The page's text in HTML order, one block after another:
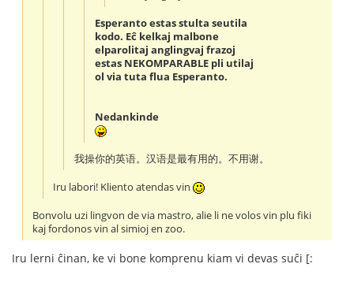
Esperanto estas stulta seutila
kodo. Eĉ kelkaj malbone
elparolitaj anglingvaj frazoj
estas NEKOMPARABLE pli utilaj
ol via tuta flua Esperanto.
Nedankinde
我操你的英语。汉语是最有用的。不用谢。
Iru labori! Kliento atendas vin
Bonvolu uzi lingvon de via mastro, alie li ne volos vin plu fiki
kaj fordonos vin al simioj en zoo.
Iru lerni ĉinan, ke vi bone komprenu kiam vi devas suĉi [: